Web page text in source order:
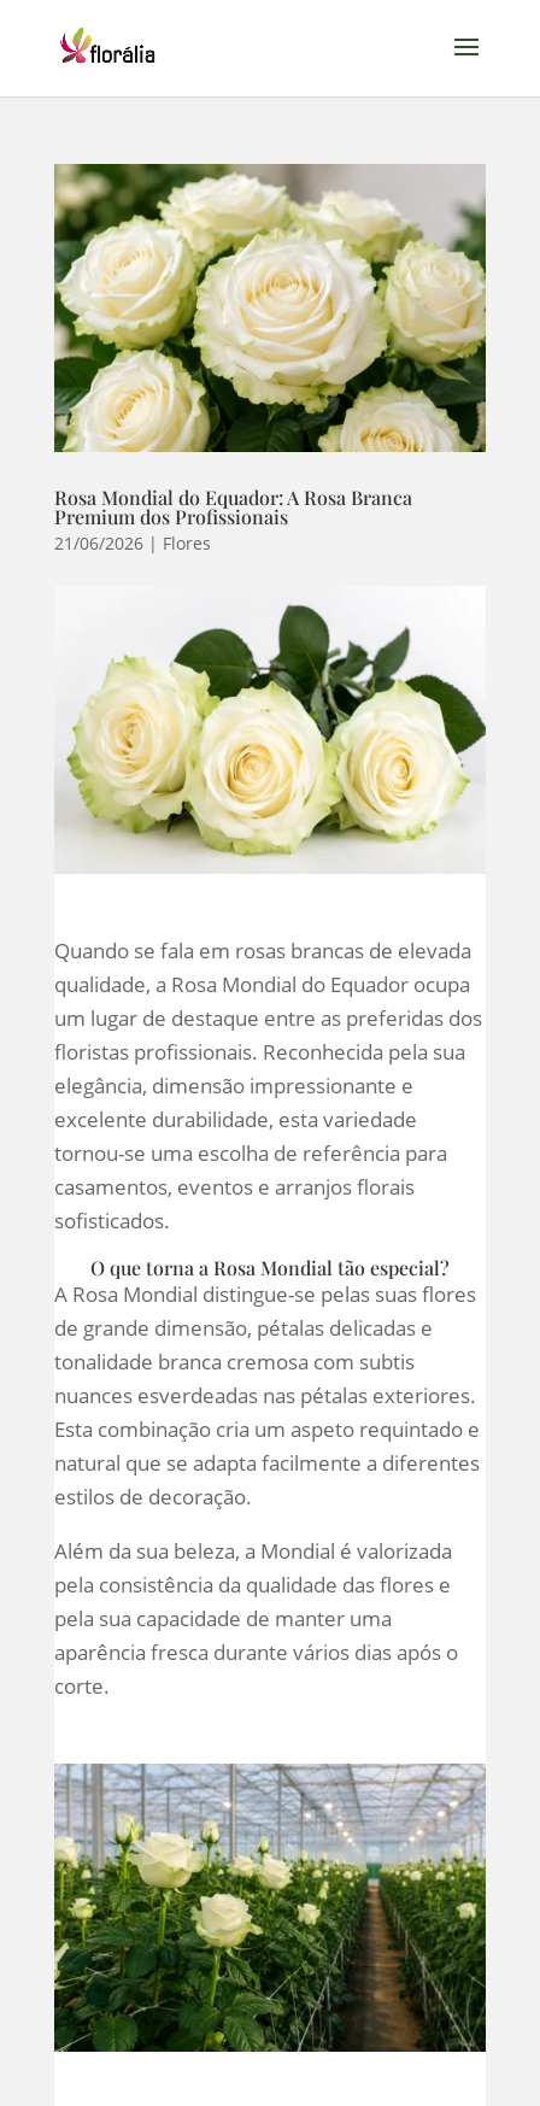
Rosa Mondial do Equador: A Rosa Branca
Premium dos Profissionais
21/06/2026| Flores
Quando se fala em rosas brancas de elevada
qualidade, a Rosa Mondial do Equador ocupa
um lugar de destaque entre as preferidas dos
floristas profissionais. Reconhecida pela sua
elegância, dimensão impressionante e
excelente durabilidade, esta variedade
tornou-se uma escolha de referência para
casamentos, eventos e arranjos florais
sofisticados.
O que torna a Rosa Mondial tão especial?
A Rosa Mondial distingue-se pelas suas flores
de grande dimensão, pétalas delicadas e
tonalidade branca cremosa com subtis
nuances esverdeadas nas pétalas exteriores.
Esta combinação cria um aspeto requintado e
natural que se adapta facilmente a diferentes
estilos de decoração.
Além da sua beleza, a Mondial é valorizada
pela consistência da qualidade das flores e
pela sua capacidade de manter uma
aparência fresca durante vários dias após o
corte.